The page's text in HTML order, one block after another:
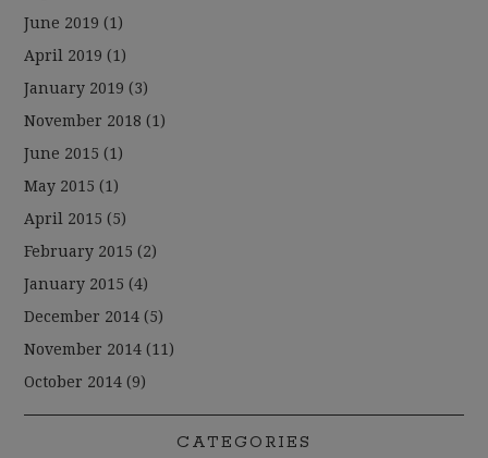
June 2019 (1)
April 2019 (1)
January 2019 (3)
November 2018 (1)
June 2015 (1)
May 2015 (1)
April 2015 (5)
February 2015 (2)
January 2015 (4)
December 2014 (5)
November 2014 (11)
October 2014 (9)
CATEGORIES